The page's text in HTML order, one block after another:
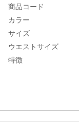
商品コード
カラー
サイズ
ウエストサイズ
特徴